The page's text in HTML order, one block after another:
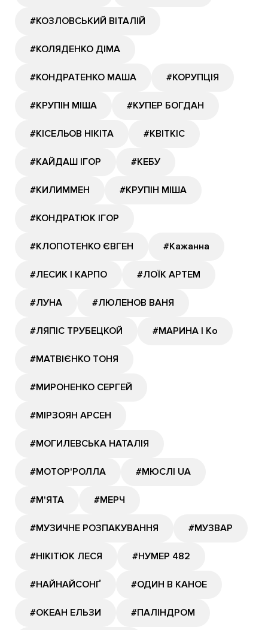
#КОЗЛОВСЬКИЙ ВІТАЛІЙ
#КОЛЯДЕНКО ДІМА
#КОНДРАТЕНКО МАША #КОРУПЦІЯ
#КРУПІН МІША #КУПЕР БОГДАН
#КІСЕЛЬОВ НІКІТА #КВІТКІС
#КАЙДАШ ІГОР #КЕБУ
#КИЛИММЕН #КРУПІН МІША
#КОНДРАТЮК ІГОР
#КЛОПОТЕНКО ЄВГЕН #Кажанна
#ЛЕСИК І КАРПО #ЛОЇК АРТЕМ
#ЛУНА #ЛЮЛЕНОВ ВАНЯ
#ЛЯПІС ТРУБЕЦКОЙ #МАРИНА І Ко
#МАТВІЄНКО ТОНЯ
#МИРОНЕНКО СЕРГЕЙ
#МІРЗОЯН АРСЕН
#МОГИЛЕВСЬКА НАТАЛІЯ
#МОТОР'РОЛЛА #МЮСЛІ UA
#М'ЯТА #МЕРЧ
#МУЗИЧНЕ РОЗПАКУВАННЯ #МУЗВАР
#НІКІТЮК ЛЕСЯ #НУМЕР 482
#НАЙНАЙСОНҐ #ОДИН В КАНОЕ
#ОКЕАН ЕЛЬЗИ #ПАЛІНДРОМ